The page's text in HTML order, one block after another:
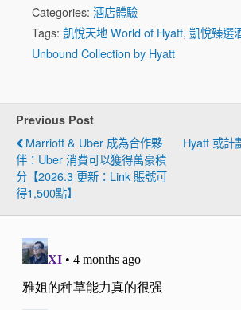
Categories: 酒店體驗
Tags: 凱悅天地 World of Hyatt, 凱悅臻選
Unbound Collection by Hyatt
Previous Post
Marriott & Uber 成為合作夥
伴：Uber 消費可以獲得萬豪積
分【2026.3 更新：link 賬號可
得1,500點】
Hyatt 或計